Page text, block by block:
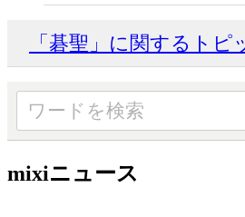
「碁聖」に関するトピ
mixiニュース